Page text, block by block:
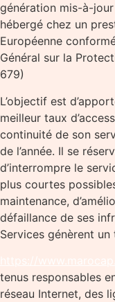
génération mis-à-
hébergé chez un
Européenne
Général sur la
679)
L’objectif est
meilleur taux
continuité de son
de l’année. Il se
d’interrompre le
plus courtes
maintenance,
défaillance de ses
Services génèrent
tenus responsables
réseau Internet, des